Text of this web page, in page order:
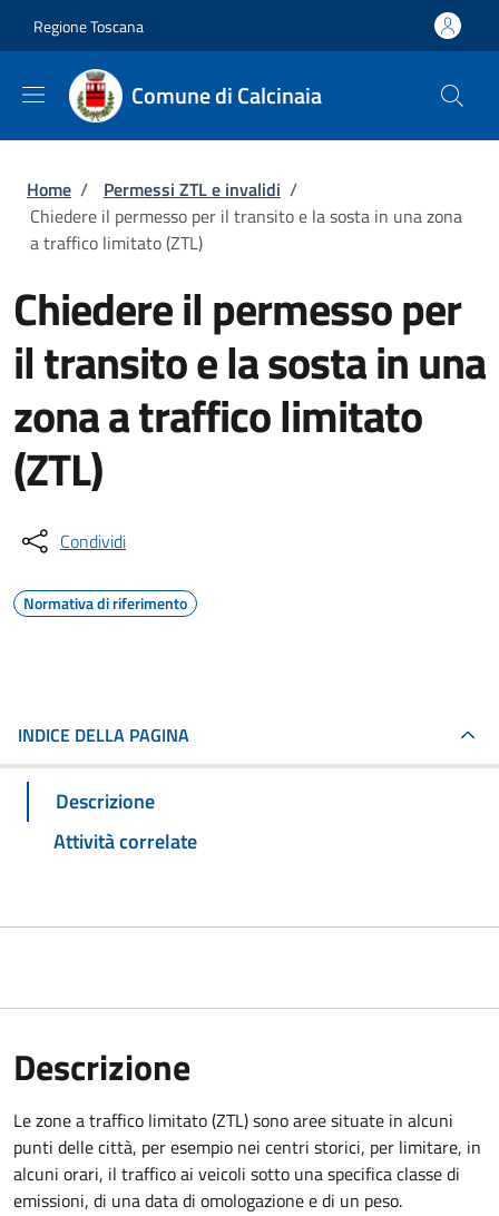
Regione Toscana
Comune di Calcinaia
Briciole di pane
Home / Permessi ZTL e invalidi /
Chiedere il permesso per il transito e la sosta in una zona
a traffico limitato (ZTL)
Chiedere il permesso per
il transito e la sosta in una
zona a traffico limitato
(ZTL)
Condividi
Normativa di riferimento
INDICE DELLA PAGINA
Descrizione
Attività correlate
Descrizione
Le zone a traffico limitato (ZTL) sono aree situate in alcuni
punti delle città, per esempio nei centri storici, per limitare, in
alcuni orari, il traffico ai veicoli sotto una specifica classe di
emissioni, di una data di omologazione e di un peso.